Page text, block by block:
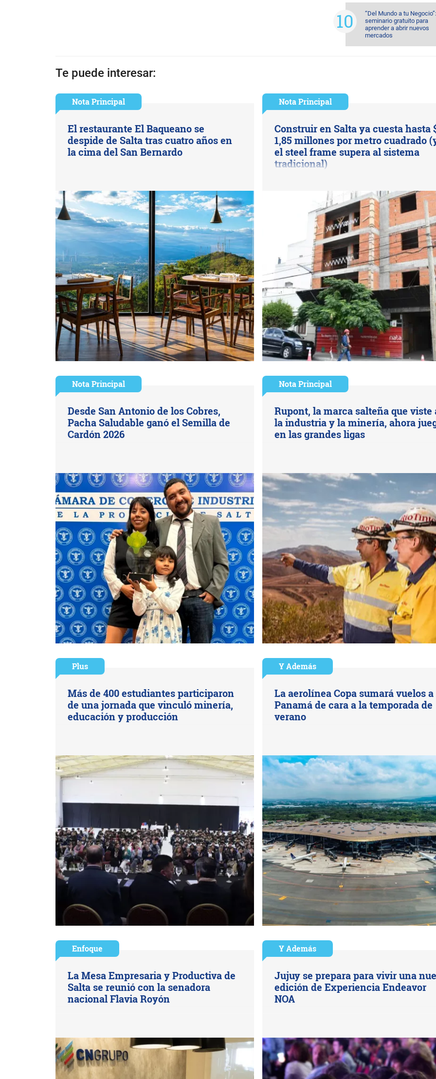
“Del Mundo a tu
seminario gratuito para
aprender a abrir nuevos
mercados
Te puede interesar:
Nota Principal
El restaurante El Baqueano se
despide de Salta tras cuatro años en
la cima del San Bernardo
Nota Principal
Construir en Salta ya cuesta hasta
1,85 millones por metro cuadrado
el steel frame supera al sistema
tradicional)
Nota Principal
Desde San Antonio de los Cobres,
Pacha Saludable ganó el Semilla de
Cardón 2026
Nota Principal
Rupont, la marca salteña que viste
la industria y la minería, ahora
en las grandes ligas
Plus
Más de 400 estudiantes participaron
de una jornada que vinculó minería,
educación y producción
Y Además
La aerolínea Copa sumará vuelos a
Panamá de cara a la temporada de
verano
Enfoque
La Mesa Empresaria y Productiva de
Salta se reunió con la senadora
nacional Flavia Royón
Y Además
Jujuy se prepara para vivir una
edición de Experiencia Endeavor
NOA